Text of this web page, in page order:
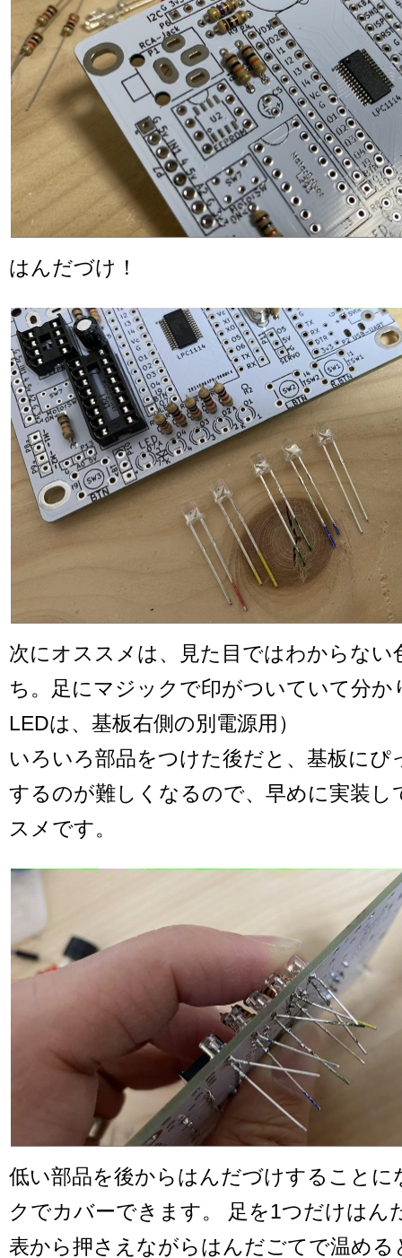
はんだづけ！
次にオススメは、見た目ではわからない
ち。足にマジックで印がついていて分か
LEDは、基板右側の別電源用）
いろいろ部品をつけた後だと、基板にぴ
するのが難しくなるので、早めに実装し
スメです。
低い部品を後からはんだづけすること
クでカバーできます。 足を1つだけはん
表から押さえながらはんだごてで温める